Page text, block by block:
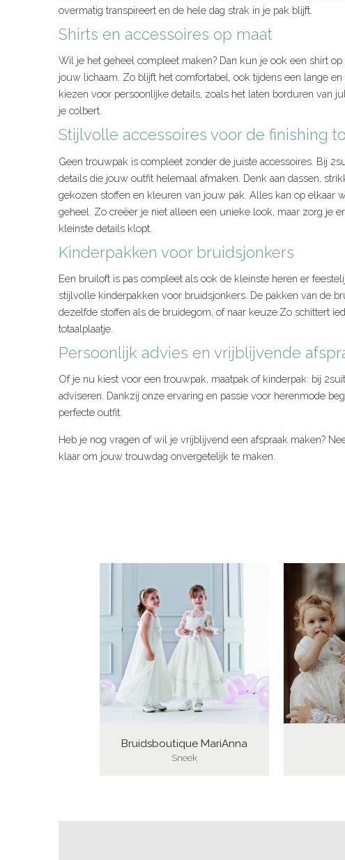
overmatig transpireert en de hele dag strak in je pak blijft.
Shirts en accessoires op maat
Wil je het geheel compleet maken? Dan kun je ook een shirt
jouw lichaam. Zo blijft het comfortabel, ook tijdens een lange
kiezen voor persoonlijke details, zoals het laten borduren van
je colbert.
Stijlvolle accessoires voor de finishing
Geen trouwpak is compleet zonder de juiste accessoires. Bij
details die jouw outfit helemaal afmaken. Denk aan dassen,
gekozen stoffen en kleuren van jouw pak. Alles kan op elkaar
geheel. Zo creëer je niet alleen een unieke look, maar zorg je
kleinste details klopt.
Kinderpakken voor bruidsjonkers
Een bruiloft is pas compleet als ook de kleinste heren er
stijlvolle kinderpakken voor bruidsjonkers. De pakken van de
dezelfde stoffen als de bruidegom, of naar keuze.Zo schittert
totaalplaatje.
Persoonlijk advies en vrijblijvende
Of je nu kiest voor een trouwpak, maatpak of kinderpak: bij
adviseren. Dankzij onze ervaring en passie voor herenmode
perfecte outfit.
Heb je nog vragen of wil je vrijblijvend een afspraak maken?
klaar om jouw trouwdag onvergetelijk te maken.
Bruidsboutique MariAnna
Sneek